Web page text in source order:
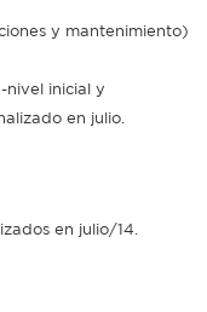
y mantenimiento)
nivel inicial y
en julio.
en julio/14.